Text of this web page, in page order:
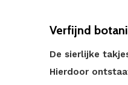
Verfijnd
De sierlijke
Hierdoor